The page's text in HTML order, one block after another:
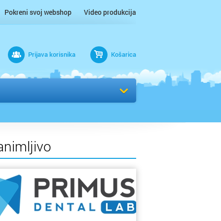
Pokreni svoj webshop Video produkcija
Prijava korisnika Košarica